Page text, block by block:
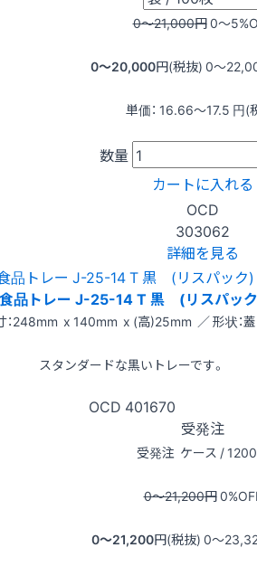
0〜21,000円0〜5
0〜20,000円(税抜) 0〜
単価： 16.66〜17.5 円(
数量
カートに入れる
OCD
303062
詳細を見る
食品トレー J-25-14 T 黒 (リスパッ
：248mm x 140mm x (高)25mm ／ 形状：
スタンダードな黒いトレーです。
OCD 401670
受発注
受発注 ケース /
0〜21,200円0
0〜21,200円(税抜) 0〜